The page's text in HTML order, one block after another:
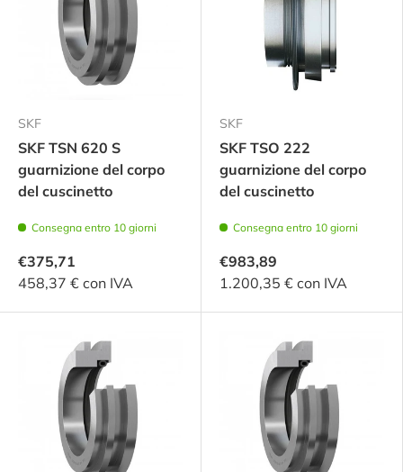
SKF
SKF TSN 620 S
guarnizione del corpo
del cuscinetto
Consegna entro 10 giorni
€375,71
458,37 € con IVA
SKF
SKF TSO 222
guarnizione del corpo
del cuscinetto
Consegna entro 10 giorni
€983,89
1.200,35 € con IVA